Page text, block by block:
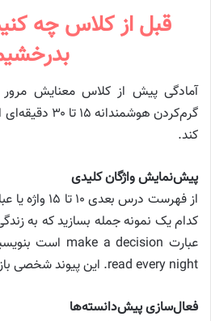
قبل از کلاس چه
آمادگی پیش از کلاس معنایش
گرم‌کردن
کند.
پیش‌نمایش واژگان کلیدی
از فهرست درس
کدام یک نمونه جمله بسازید که به
read every night. این پیوند شخصی بازیابی را آسان‌تر می‌کند.
فعال‌سازی پیش‌دانسته‌ها